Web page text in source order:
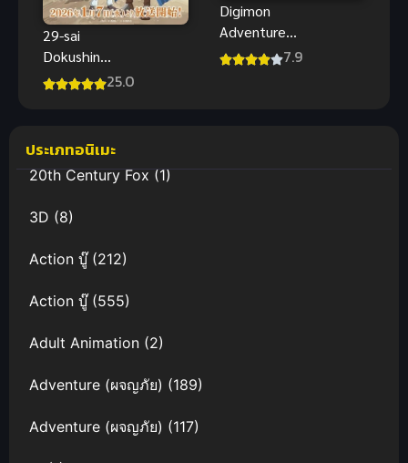
29-sai
Dokushin
Chuuken 25.0
Digimon
Adventure
Our วอร์เกมส์
7.9
ประเภทอนิเมะ
20th Century Fox(1)
3D (8)
Action บู๊(212)
Action บู๊(555)
Adult Animation (2)
Adventure (ผจญภัย) (189)
Adventure (ผจญภัย) (117)